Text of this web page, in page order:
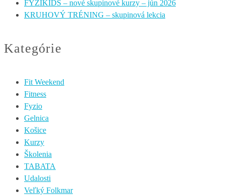
FYZIKIDS – nové skupinové kurzy – jún 2026
KRUHOVÝ TRÉNING – skupinová lekcia
Kategórie
Fit Weekend
Fitness
Fyzio
Gelnica
Košice
Kurzy
Školenia
TABATA
Udalosti
Veľký Folkmar